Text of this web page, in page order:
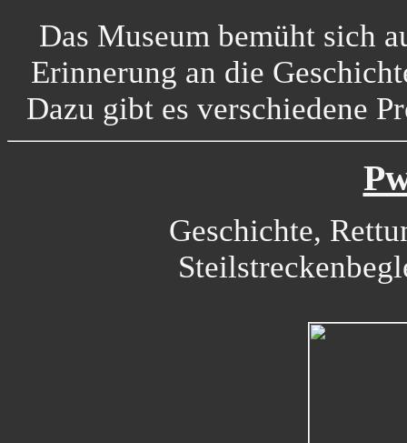
Das Museum bemüht sich
Erinnerung an die
Dazu gibt es verschiedene
Geschichte,